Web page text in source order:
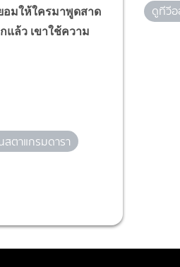
อมให้ใครมาพูดสาด
แล้ว เขาใช้ความ
สตาแกรมดารา
ดูทีวี